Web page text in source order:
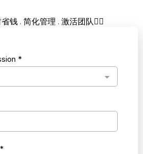
省钱 . 简化管理 . 激活团队👇🏻
*
*